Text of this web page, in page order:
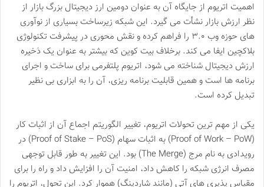
اهمیت اتریوم از جایگاه آن به عنوان دومین ارز دیجیتال بزرگ بازار از
نظر ارزش بازار نشأت می گیرد. این شبکه زیرساخت بسیاری از نوآوری
های حوزه وب ۳.۰ را فراهم کرده و نقش محوری در پیشرفت تکنولوژی
بلاکچین ایفا می کند. برخلاف بیت کوین که بیشتر به عنوان یک ذخیره
ارزش دیجیتال شناخته می شود، اتریوم پلتفرمی برای ساخت و اجرای
برنامه ها است و همین قابلیت برنامه ریزی، آن را به ابزاری بی نظیر
تبدیل کرده است.
یکی از مهم ترین تحولات اتریوم، تغییر الگوریتم اجماع آن از اثبات کار
(Proof of Work – PoW) به اثبات سهام (Proof of Stake – PoS) در
رویدادی به نام مرج (The Merge) بود. این تغییر به طور قابل توجهی
مصرف انرژی شبکه را کاهش داد، امنیت آن را افزایش داد و راه را برای
مقیاس پذیری های آتی (مانند شاردینگ) هموار کرد. این تحول، اتریوم را